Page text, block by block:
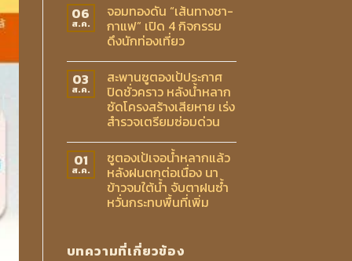
06
ส.ค.
จอมทองดัน “เส้นทางชา-
กาแฟ” เปิด 4 กิจกรรม
ดึงนักท่องเที่ยว
03
ส.ค.
สะพานซูตองเป้ประกาศ
ปิดชั่วคราว หลังน้ำหลาก
ซัดโครงสร้างเสียหาย เร่ง
สำรวจเตรียมซ่อมด่วน
01
ส.ค.
ซูตองเป้เจอน้ำหลากแล้ว
หลังฝนตกต่อเนื่อง นา
ข้าวจมใต้น้ำ จับตาฝนซ้ำ
หวั่นกระทบพื้นที่เพิ่ม
บทความที่เกี่ยวข้อง